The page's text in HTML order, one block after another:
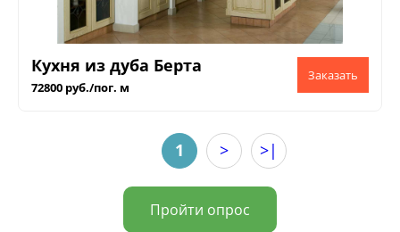
Кухня из дуба Берта
72800 руб./пог. м
1 > >|
Пройти опрос